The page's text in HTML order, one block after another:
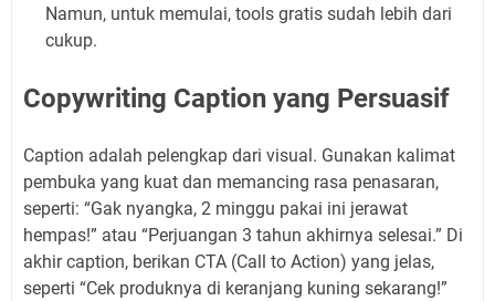
Namun, untuk memulai, tools gratis sudah lebih dari
cukup.
Copywriting Caption yang Persuasif
Caption adalah pelengkap dari visual. Gunakan kalimat
pembuka yang kuat dan memancing rasa penasaran,
seperti: “Gak nyangka, 2 minggu pakai ini jerawat
hempas!” atau “Perjuangan 3 tahun akhirnya selesai.” Di
akhir caption, berikan CTA (Call to Action) yang jelas,
seperti “Cek produknya di keranjang kuning sekarang!”